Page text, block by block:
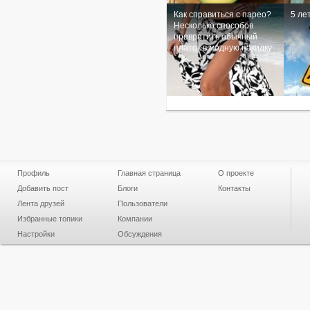
Как справиться с парео?
Несколько способов
превратить обычный
платок в модную накидку
5
Профиль
Добавить пост
Лента друзей
Избранные топики
Настройки
Главная страница
Блоги
Пользователи
Компании
Обсуждения
О проекте
Контакты